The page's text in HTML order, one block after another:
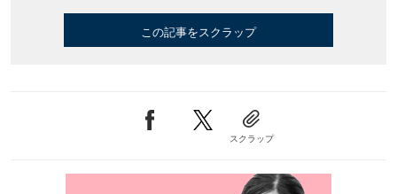
この記事をスクラップ
スクラップ